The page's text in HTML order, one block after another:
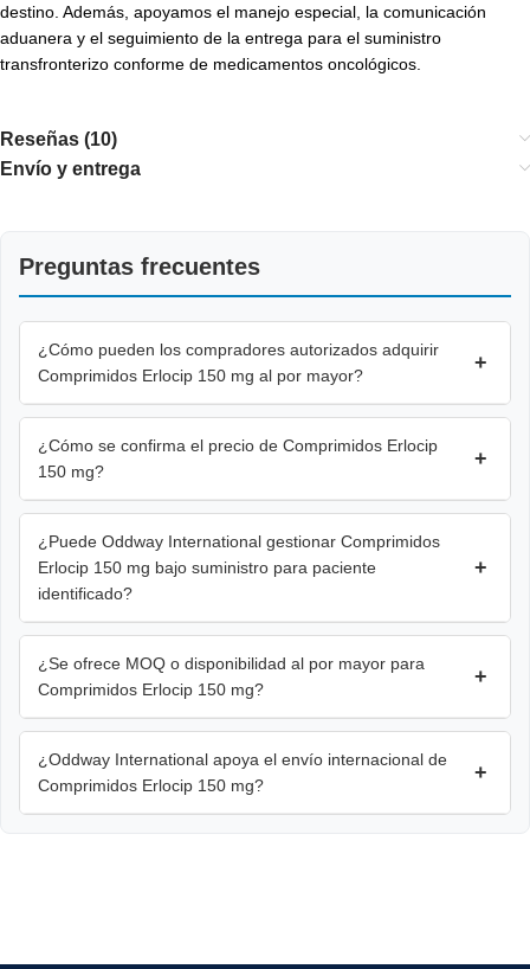
destino. Además, apoyamos el manejo especial, la comunicación
aduanera y el seguimiento de la entrega para el suministro
transfronterizo conforme de medicamentos oncológicos.
Reseñas (10)
Envío y entrega
Preguntas frecuentes
¿Cómo pueden los compradores autorizados adquirir
Comprimidos Erlocip 150 mg al por mayor?
+
¿Cómo se confirma el precio de Comprimidos Erlocip
150 mg?
+
¿Puede Oddway International gestionar Comprimidos
Erlocip 150 mg bajo suministro para paciente
identificado?
+
¿Se ofrece MOQ o disponibilidad al por mayor para
Comprimidos Erlocip 150 mg?
+
¿Oddway International apoya el envío internacional de
Comprimidos Erlocip 150 mg?
+